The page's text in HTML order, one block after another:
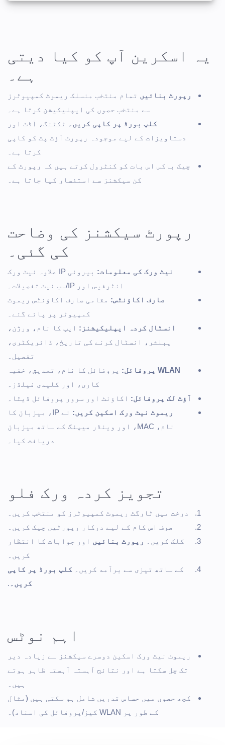
یہ اسکرین آپ کو کیا دیتی
ہے۔
رپورٹ بنائیں تمام منتخب منسلک ریموٹ کمپیوٹرز
سے منتخب حصوں کی ایپلیکیشن کرتا ہے۔
کلپ بورڈ پر کاپی کریں۔
ٹکٹنگ، آڈٹ اور
دستاویزات کے لیے موجودہ رپورٹ آؤٹ پٹ کو کاپی
کرتا ہے۔
چیک باکس اس بات کو کنٹرول کرتے ہیں کہ رپورٹ کے
کن سیکشنز سے استفسار کیا جاتا ہے۔
رپورٹ سیکشنز کی وضاحت
کی گئی۔
نیٹ ورک کی معلومات:
بیرونی IP علاوہ نیٹ ورک
انٹرفیس اور IP/سب نیٹ تفصیلات۔
صارف اکاؤنٹس: مقامی صارف اکاؤنٹس ریموٹ
کمپیوٹر پر پائے گئے۔
انسٹال کردہ ایپلیکیشنز: ایپ کا نام، ورژن،
پبلشر، انسٹال کرنے کی تاریخ، ڈائریکٹری،
تفصیل۔
WLAN پروفائل:
پروفائل کا نام، تصدیق، خفیہ
کاری، اور کلیدی فیلڈز۔
آؤٹ لک پروفائل: اکاؤنٹ اور سرور پروفائل ڈیٹا۔
ریموٹ نیٹ ورک اسکین کریں:
نے IP، میزبان کا
نام، MAC، اور وینڈر میپنگ کے ساتھ میزبان
دریافت کیا۔
تجویز کردہ ورک فلو
درخت میں ٹارگٹ ریموٹ کمپیوٹرز کو منتخب کریں۔
صرف اس کام کے لیے درکار رپورٹیں چیک کریں۔
کلک کریں۔
رپورٹ بنائیں اور جوابات کا انتظار
کریں۔
کے ساتھ تیزی سے برآمد کریں۔ کلپ بورڈ پر کاپی
کریں۔ .
اہم نوٹس
ریموٹ نیٹ ورک اسکین دوسرے سیکشنز سے زیادہ دیر
تک چل سکتا ہے اور نتائج آہستہ آہستہ ظاہر ہوتے
ہیں۔
کچھ حصوں میں حساس قدریں شامل ہو سکتی ہیں (مثال
کے طور پر WLAN کیز/پروفائل کی اسناد)۔